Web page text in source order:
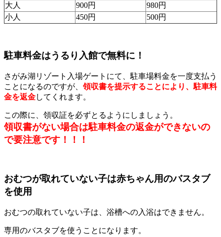
大人
900円
980円
小人
450円 500円
駐車料金はうるり入館で無料に！
さがみ湖リゾート入場ゲートにて、駐車場料金を一度支払う
ことになるのですが、 領収書を提示することにより、駐車料
金を返金してくれます。
この際に、領収証を必ずとるようにしましょう。
領収書がない場合は駐車料金の返金ができないの
で要注意です！！！
おむつが取れていない子は赤ちゃん用のバスタブ
を使用
おむつの取れていない子は、浴槽への入浴はできません。
専用のバスタブを使うことになります。